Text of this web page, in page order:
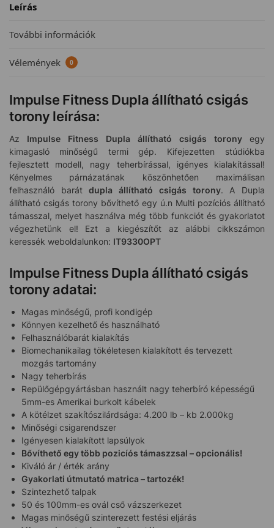
Leírás
További információk
Vélemények 0
Impulse Fitness Dupla állítható csigás
torony leírása:
Az Impulse Fitness Dupla állítható csigás torony egy
kimagasló
minőségű termi gép. Kifejezetten stúdiókba
fejlesztett modell, nagy teherbírással, igényes kialakítással!
Kényelmes párnázatának köszönhetően maximálisan
felhasználó barátdupla állítható csigás torony. A Dupla
állítható csigás torony bővíthető egy ú.n Multi pozíciós állítható
támasszal, melyet használva még több funkciót és gyakorlatot
végezhetünk el! Ezt a kiegészítőt az alábbi cikkszámon
keressék weboldalunkon: IT9330OPT
Impulse Fitness Dupla állítható csigás
torony adatai:
Magas minőségű, profi kondigép
Könnyen kezelhető és használható
Felhasználóbarát kialakítás
Biomechanikailag tökéletesen kialakított és tervezett
mozgás tartomány
Nagy teherbírás
Repülőgépgyártásban használt nagy teherbíró képességű
5mm-es Amerikai burkolt kábelek
A kötélzet szakítószilárdsága: 4.200 lb – kb 2.000kg
Minőségi csigarendszer
Igényesen kialakított lapsúlyok
Bővíthető egy több pozicíós támaszzsal – opcionális!
Kiváló ár / érték arány
Gyakorlati útmutató matrica – tartozék!
Szintezhető talpak
50 és 100mm-es ovál cső vázszerkezet
Magas minőségű szinterezett festési eljárás